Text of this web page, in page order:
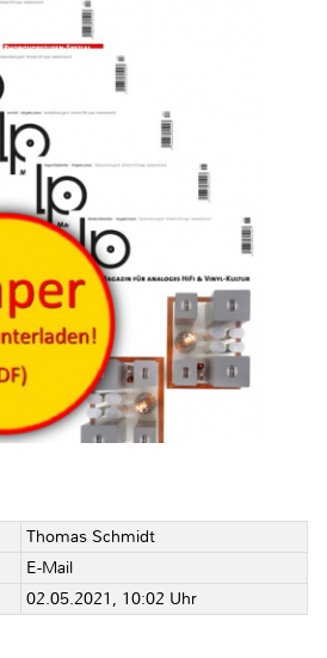
Thomas Schmidt
E-Mail
02.05.2021, 10:02 Uhr